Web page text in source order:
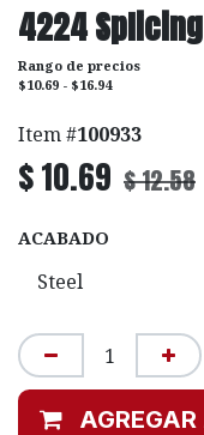
4224
Rango de precios
$10.69 - $16.94
Item #100933
$10.69 $12.58
ACABADO